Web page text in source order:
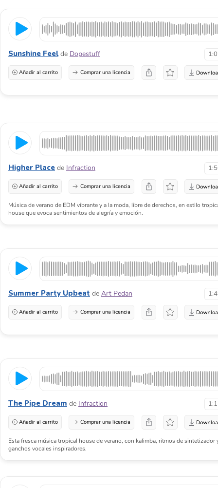
Sunshine Feel de Dopestuff
Añadir al carrito Comprar una licencia
Higher Place de Infraction
Añadir al carrito Comprar una licencia
Música de verano de EDM vibrante y a la moda, libre de derechos, en estilo
house que evoca sentimientos de alegría y emoción.
Summer Party Upbeat de Art Pedan
Añadir al carrito Comprar una licencia
The Pipe Dream de Infraction
Añadir al carrito Comprar una licencia
Esta fresca música tropical house de verano, con kalimba, ritmos de sintetizador
ganchos vocales inspiradores.